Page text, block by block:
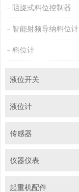
阻旋式料位控制器
智能射频导纳料位计
料位计
液位开关
液位计
传感器
仪器仪表
起重机配件